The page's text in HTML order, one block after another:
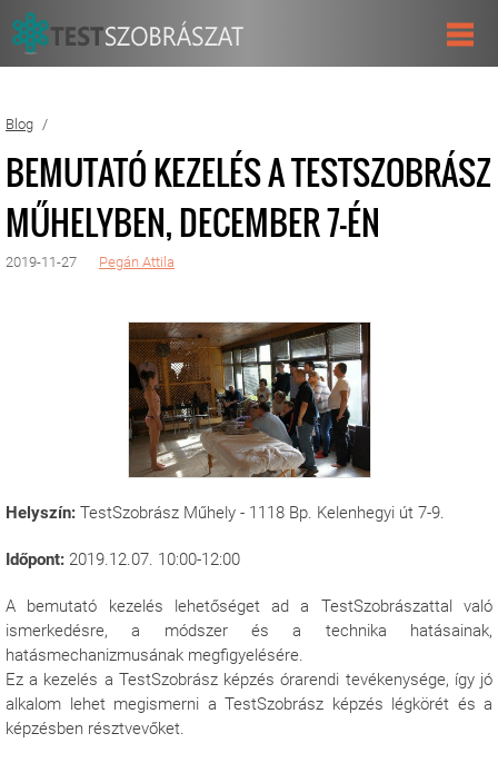
Blog
BEMUTATÓ KEZELÉS A TESTSZOBRÁSZ
MŰHELYBEN, DECEMBER 7-ÉN
2019-11-27 Pegán Attila
Helyszín: TestSzobrász Műhely - 1118 Bp. Kelenhegyi út 7-9.
Időpont: 2019.12.07. 10:00-12:00
A bemutató kezelés lehetőséget ad a TestSzobrászattal való
ismerkedésre, a módszer és a technika hatásainak,
hatásmechanizmusának megfigyelésére.
Ez a kezelés a TestSzobrász képzés órarendi tevékenysége, így jó
alkalom lehet megismerni a TestSzobrász képzés légkörét és a
képzésben résztvevőket.